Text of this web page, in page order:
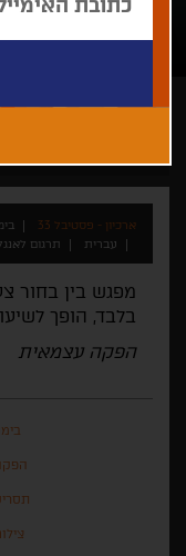
ארכיון - פסטיבל 33
עברית
תרגום
מפגש בין בחור
בלבד, הופך
הפקה עצמאית